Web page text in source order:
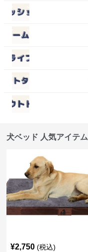
犬ベッド 人気アイテム
¥2,750 (税込)